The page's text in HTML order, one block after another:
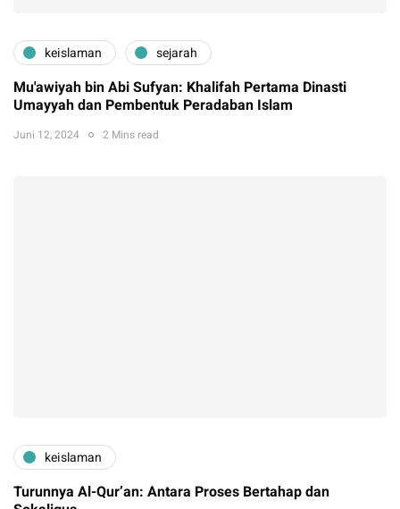
keislaman sejarah
Mu'awiyah bin Abi Sufyan: Khalifah Pertama Dinasti
Umayyah dan Pembentuk Peradaban Islam
Juni 12, 2024 2 Mins read
keislaman
Turunnya Al-Qur’an: Antara Proses Bertahap dan